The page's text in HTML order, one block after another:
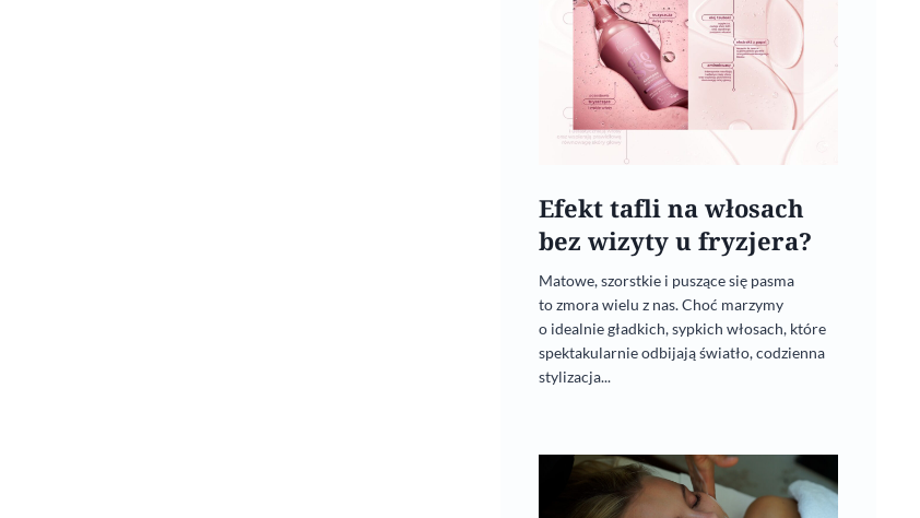
Efekt tafli na włosach
bez wizyty u fryzjera?
Matowe, szorstkie i puszące się pasma
to zmora wielu z nas. Choć marzymy
o idealnie gładkich, sypkich włosach, które
spektakularnie odbijają światło, codzienna
stylizacja...